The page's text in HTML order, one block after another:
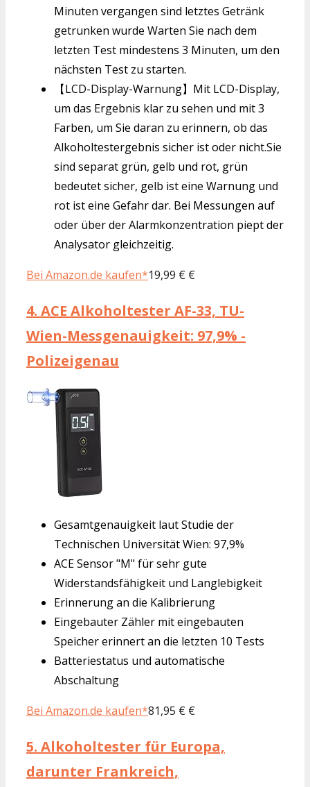
Minuten vergangen sind letztes Getränk
getrunken wurde Warten Sie nach dem
letzten Test mindestens 3 Minuten, um den
nächsten Test zu starten.
【LCD-Display-Warnung】Mit LCD-Display,
um das Ergebnis klar zu sehen und mit 3
Farben, um Sie daran zu erinnern, ob das
Alkoholtestergebnis sicher ist oder nicht.Sie
​​sind separat grün, gelb und rot, grün
bedeutet sicher, gelb ist eine Warnung und
rot ist eine Gefahr dar. Bei Messungen auf
oder über der Alarmkonzentration piept der
Analysator gleichzeitig.
Bei Amazon.de kaufen*19,99 € €
4. ACE Alkoholtester AF-33, TU-
Wien-Messgenauigkeit: 97,9% -
Polizeigenau
Gesamtgenauigkeit laut Studie der
Technischen Universität Wien: 97,9%
ACE Sensor "M" für sehr gute
Widerstandsfähigkeit und Langlebigkeit
Erinnerung an die Kalibrierung
Eingebauter Zähler mit eingebauten
Speicher erinnert an die letzten 10 Tests
Batteriestatus und automatische
Abschaltung
Bei Amazon.de kaufen*81,95 € €
5. Alkoholtester für Europa,
darunter Frankreich,